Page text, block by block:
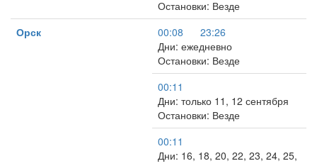
Остановки: Везде
Орск
00:08
23:26
Дни: ежедневно
Остановки: Везде
00:11
Дни: только 11, 12 сентября
Остановки: Везде
00:11
Дни: 16, 18, 20, 22, 23, 24, 25,